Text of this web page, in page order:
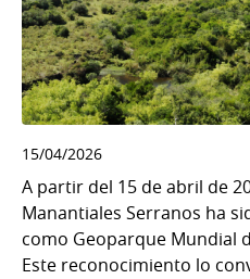
15/04/2026
A partir del 15 de abril de
Manantiales Serranos ha
como Geoparque Mundial
Este reconocimiento lo